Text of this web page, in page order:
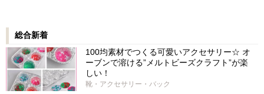
総合新着
100均素材でつくる可愛いアクセサリー☆ オ
ーブンで溶ける”メルトビーズクラフト”が楽
しい！
靴・アクセサリー・バック